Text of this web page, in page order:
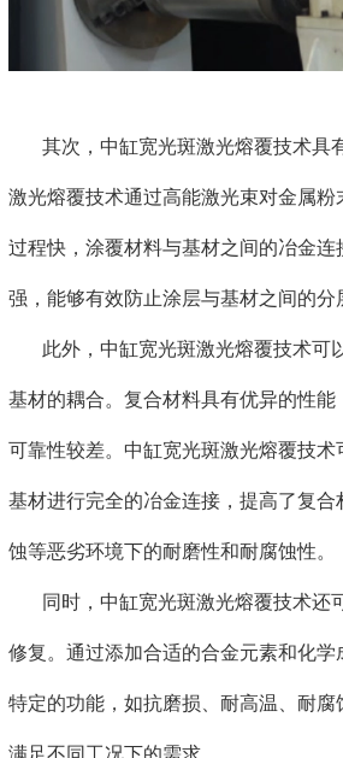
其次，中缸宽光斑激光熔覆技术具
激光熔覆技术通过高能激光束对金属粉
过程快，涂覆材料与基材之间的冶金连
强，能够有效防止涂层与基材之间的分
此外，中缸宽光斑激光熔覆技术可
基材的耦合。复合材料具有优异的性
可靠性较差。中缸宽光斑激光熔覆技术
基材进行完全的冶金连接，提高了复
蚀等恶劣环境下的耐磨性和耐腐蚀性。
同时，中缸宽光斑激光熔覆技术还
修复。通过添加合适的合金元素和化
特定的功能，如抗磨损、耐高温、耐
满足不同工况下的需求。